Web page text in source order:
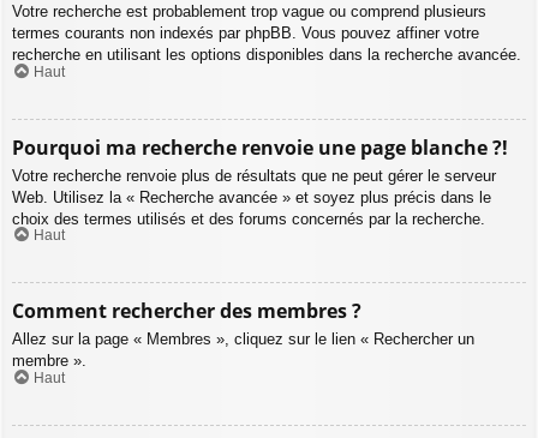
Votre recherche est probablement trop vague ou comprend plusieurs
termes courants non indexés par phpBB. Vous pouvez affiner votre
recherche en utilisant les options disponibles dans la recherche avancée.
Haut
Pourquoi ma recherche renvoie une page blanche ?!
Votre recherche renvoie plus de résultats que ne peut gérer le serveur
Web. Utilisez la « Recherche avancée » et soyez plus précis dans le
choix des termes utilisés et des forums concernés par la recherche.
Haut
Comment rechercher des membres ?
Allez sur la page « Membres », cliquez sur le lien « Rechercher un
membre ».
Haut